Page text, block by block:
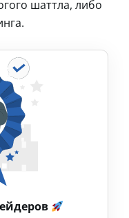
шаттла, либо